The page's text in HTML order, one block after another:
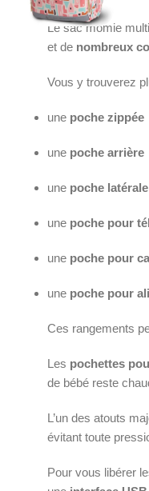
Le sac momie
et de nombreux
Vous y trouverez
une poche zippée
une poche arrière
une poche latérale
une poche pour
une poche pour
une poche pour
Ces rangements
Les pochettes
de bébé reste
L’un des atouts
évitant toute
Pour vous libérer